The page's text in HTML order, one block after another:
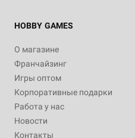
HOBBY GAMES
О магазине
Франчайзинг
Игры оптом
Корпоративные подарки
Работа у нас
Новости
Контакты